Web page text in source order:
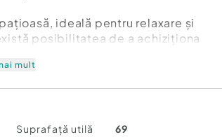
ideală pentru relaxare și
posibilitatea de a achiziționa
mult
Suprafață utilă
69